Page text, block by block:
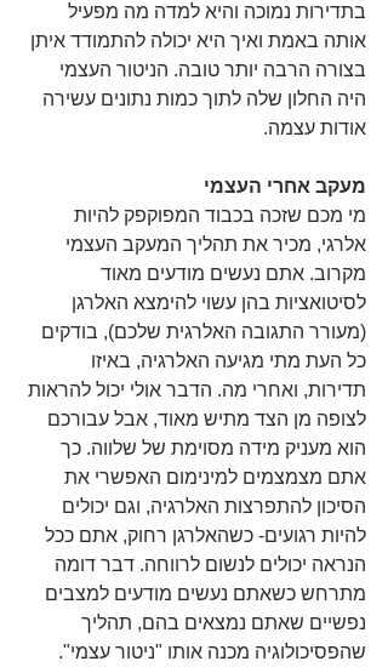
בתדירות נמוכה והיא למדה מה מפעיל
אותה באמת ואיך היא יכולה להתמודד איתן
בצורה הרבה יותר טובה. הניטור העצמי
היה החלון שלה לתוך כמות נתונים עשירה
אודות עצמה.
מעקב אחרי העצמי
מי מכם שזכה בכבוד המפוקפק להיות
אלרגי, מכיר את תהליך המעקב העצמי
מקרוב. אתם נעשים מודעים מאוד
לסיטואציות בהן עשוי להימצא האלרגן
(מעורר התגובה האלרגית שלכם), בודקים
כל העת מתי מגיעה האלרגיה, באיזו
תדירות, ואחרי מה. הדבר אולי יכול להראות
לצופה מן הצד מתיש מאוד, אבל עבורכם
הוא מעניק מידה מסוימת של שלווה. כך
אתם מצמצמים למינימום האפשרי את
הסיכון להתפרצות האלרגיה, וגם יכולים
להיות רגועים- כשהאלרגן רחוק, אתם ככל
הנראה יכולים לנשום לרווחה. דבר דומה
מתרחש כשאתם נעשים מודעים למצבים
נפשיים שאתם נמצאים בהם, תהליך
שהפסיכולוגיה מכנה אותו "ניטור עצמי".